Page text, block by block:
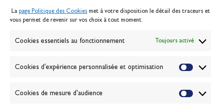
La page Politique des Cookies met à votre disposition le détail des traceurs et
vous permet de revenir sur vos choix à tout moment.
Cookies essentiels au fonctionnement Toujours activé
Cookies d'expérience personnalisée et optimisation
Cookies de mesure d'audience
Politique des cookies
Banque de la voile
Passion Voile TV